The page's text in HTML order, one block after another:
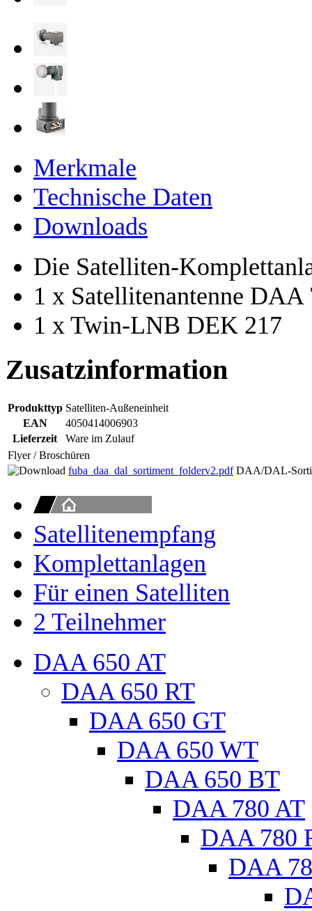
Merkmale
Technische Daten
Downloads
Die Satelliten-
1 x Satellitenantenne DAA
1 x Twin-LNB DEK 217
Zusatzinformation
Produkttyp Satelliten-Außeneinheit
EAN
4050414006903
Lieferzeit
Ware im Zulauf
Flyer / Broschüren
fuba_daa_dal_sortiment_folderv2.pdf DAA/DAL-
Satellitenempfang
Komplettanlagen
Für einen Satelliten
2 Teilnehmer
DAA 650 AT
DAA 650 RT
DAA 650 GT
DAA 650 WT
DAA 650 BT
DAA 780 AT
DAA 780
DAA